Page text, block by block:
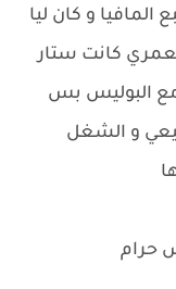
و كان ليا
كانت ستار
البوليس بس
و الشغل
حرام